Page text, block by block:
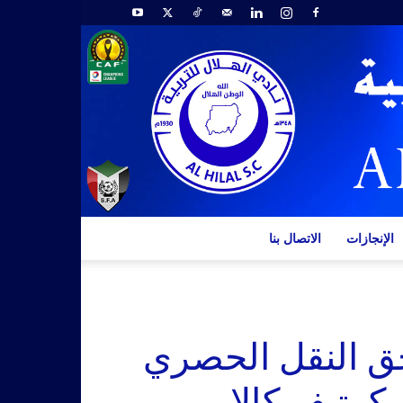
الاتصال بنا الإنجازات
حق النقل الحصري